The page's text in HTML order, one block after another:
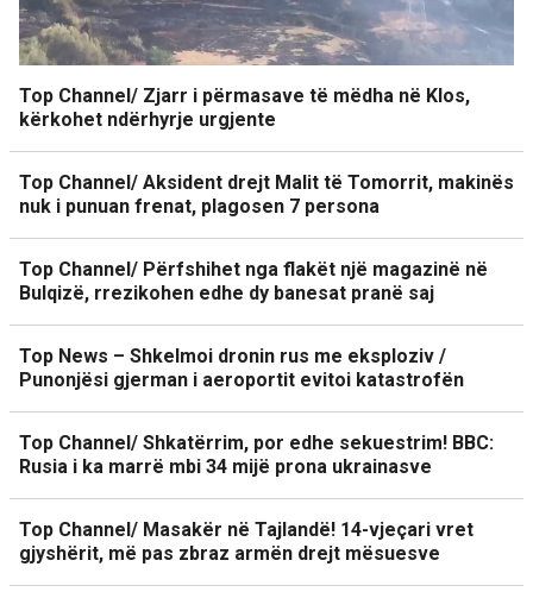
Top Channel/ Zjarr i përmasave të mëdha në Klos,
kërkohet ndërhyrje urgjente
Top Channel/ Aksident drejt Malit të Tomorrit, makinës
nuk i punuan frenat, plagosen 7 persona
Top Channel/ Përfshihet nga flakët një magazinë në
Bulqizë, rrezikohen edhe dy banesat pranë saj
Top News – Shkelmoi dronin rus me eksploziv /
Punonjësi gjerman i aeroportit evitoi katastrofën
Top Channel/ Shkatërrim, por edhe sekuestrim! BBC:
Rusia i ka marrë mbi 34 mijë prona ukrainasve
Top Channel/ Masakër në Tajlandë! 14-vjeçari vret
gjyshërit, më pas zbraz armën drejt mësuesve